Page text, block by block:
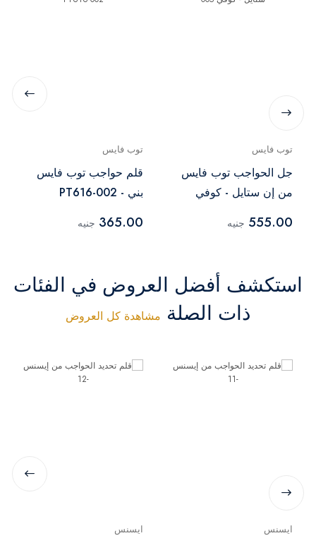
توب فايس
جل الحواجب توب فايس
من إن ستايل - كوفي
555.00 جنيه
توب فايس
قلم حواجب توب فايس
بني - PT616-002
365.00 جنيه
استكشف أفضل العروض في الفئات
ذات الصلة مشاهدة كل العروض
ايسنس ايسنس